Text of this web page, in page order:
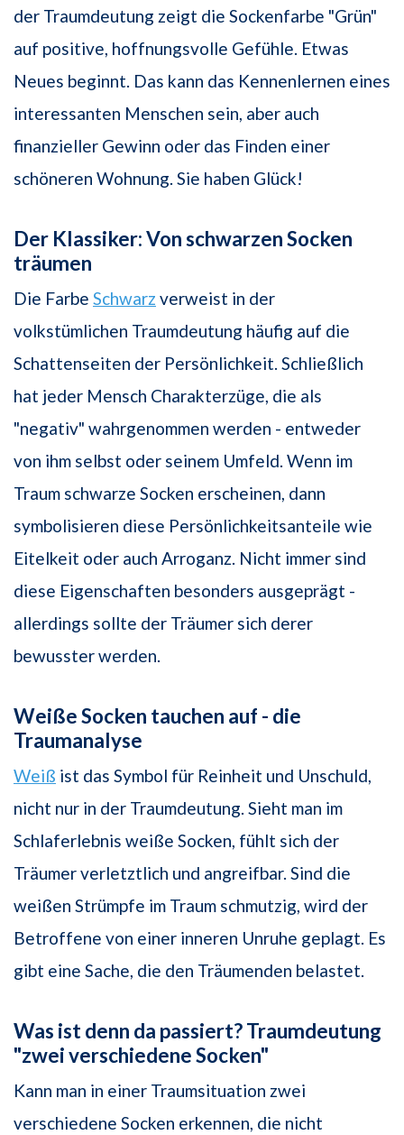
der Traumdeutung zeigt die Sockenfarbe "Grün"
auf positive, hoffnungsvolle Gefühle. Etwas
Neues beginnt. Das kann das Kennenlernen eines
interessanten Menschen sein, aber auch
finanzieller Gewinn oder das Finden einer
schöneren Wohnung. Sie haben Glück!
Der Klassiker: Von schwarzen Socken
träumen
Die Farbe Schwarz verweist in der
volkstümlichen Traumdeutung häufig auf die
Schattenseiten der Persönlichkeit. Schließlich
hat jeder Mensch Charakterzüge, die als
"negativ" wahrgenommen werden - entweder
von ihm selbst oder seinem Umfeld. Wenn im
Traum schwarze Socken erscheinen, dann
symbolisieren diese Persönlichkeitsanteile wie
Eitelkeit oder auch Arroganz. Nicht immer sind
diese Eigenschaften besonders ausgeprägt -
allerdings sollte der Träumer sich derer
bewusster werden.
Weiße Socken tauchen auf - die
Traumanalyse
Weiß ist das Symbol für Reinheit und Unschuld,
nicht nur in der Traumdeutung. Sieht man im
Schlaferlebnis weiße Socken, fühlt sich der
Träumer verletztlich und angreifbar. Sind die
weißen Strümpfe im Traum schmutzig, wird der
Betroffene von einer inneren Unruhe geplagt. Es
gibt eine Sache, die den Träumenden belastet.
Was ist denn da passiert? Traumdeutung
"zwei verschiedene Socken"
Kann man in einer Traumsituation zwei
verschiedene Socken erkennen, die nicht